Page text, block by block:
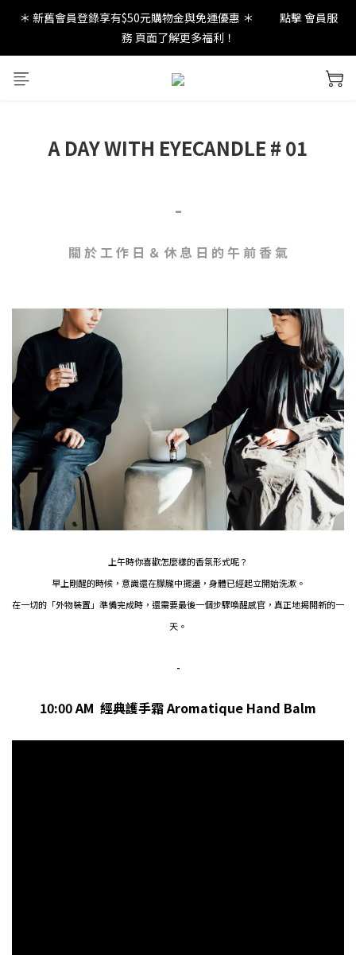
new in：火山岩擴香裝置
＊ 新舊會員登錄享有$50元購物金與免運優惠 ＊           點擊 會員服
務 頁面了解更多福利！
new in：火山岩擴香裝置
A DAY WITH EYECANDLE # 01
-
關 於 工 作 日 ＆ 休 息 日 的 午 前 香 氣
上午時你喜歡怎麼樣的香氛形式呢？
早上剛醒的時候，意識還在朦朧中擺盪，身體已經起立開始洗漱。
在一切的「外物裝置」準備完成時，還需要最後一個步驟喚醒感官，真正地揭開新的一
天。
-
10:00 AM 經典護手霜 Aromatique Hand Balm